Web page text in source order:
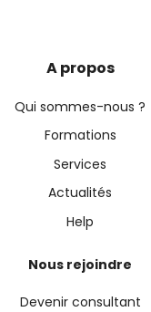
A propos
Qui sommes-nous ?
Formations
Services
Actualités
Help
Nous rejoindre
Devenir consultant